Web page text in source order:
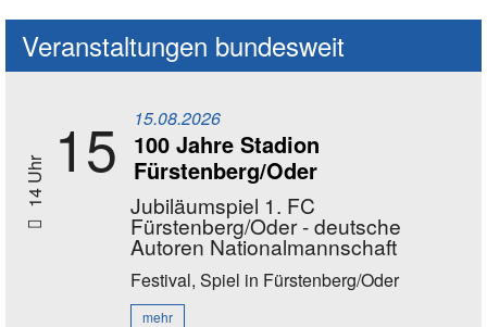
Veranstaltungen bundesweit
14 Uhr 15 15.08.2026
100 Jahre Stadion
Fürstenberg/Oder
Jubiläumspiel 1. FC
Fürstenberg/Oder - deutsche
Autoren Nationalmannschaft
Festival, Spiel in Fürstenberg/Oder
mehr